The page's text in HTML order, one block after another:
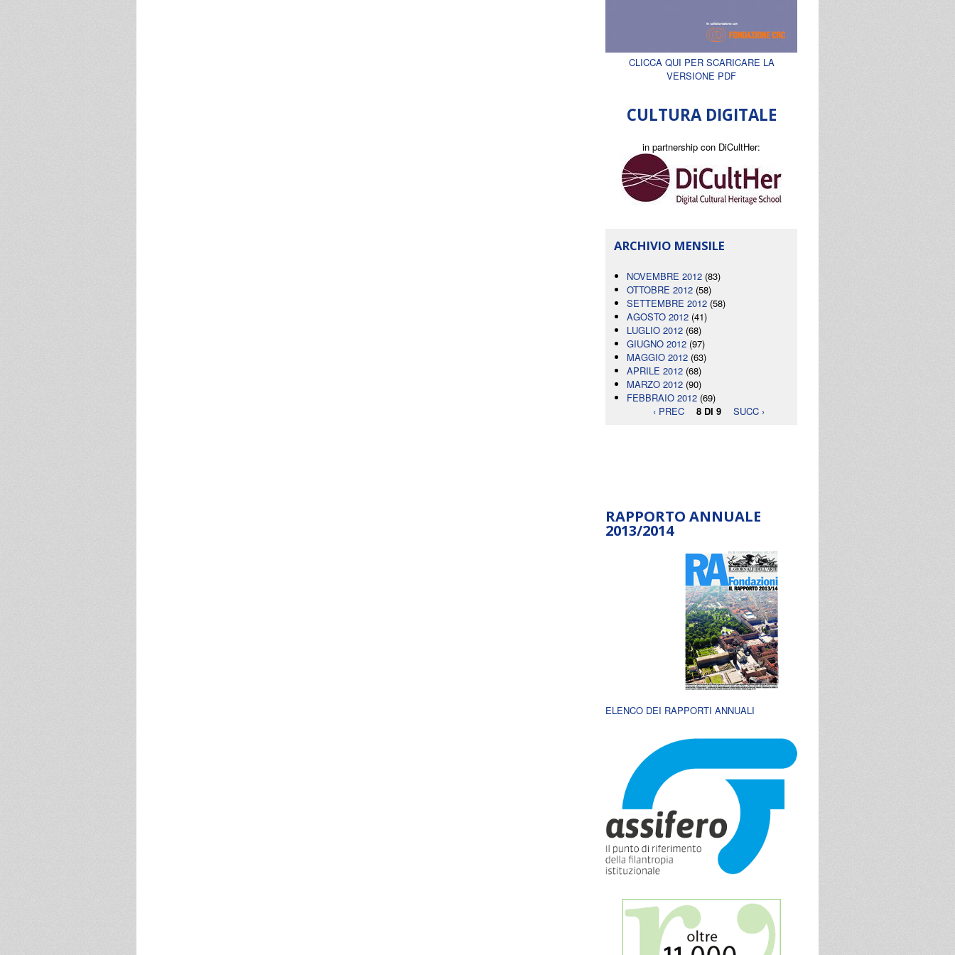
CLICCA QUI PER SCARICARE LA
VERSIONE PDF
CULTURA DIGITALE
in partnership con DiCultHer:
ARCHIVIO MENSILE
NOVEMBRE 2012 (83)
OTTOBRE 2012 (58)
SETTEMBRE 2012 (58)
AGOSTO 2012 (41)
LUGLIO 2012 (68)
GIUGNO 2012 (97)
MAGGIO 2012 (63)
APRILE 2012 (68)
MARZO 2012 (90)
FEBBRAIO 2012 (69)
‹ PREC
8 DI 9 SUCC ›
RAPPORTO ANNUALE
2013/2014
ELENCO DEI RAPPORTI ANNUALI